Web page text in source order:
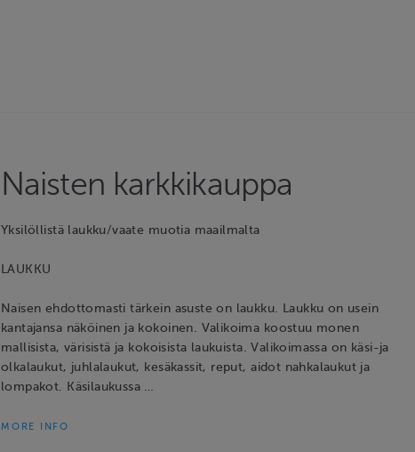
Naisten karkkikauppa
Yksilöllistä laukku/vaate muotia maailmalta
LAUKKU
Naisen ehdottomasti tärkein asuste on laukku. Laukku on usein
kantajansa näköinen ja kokoinen. Valikoima koostuu monen
mallisista, värisistä ja kokoisista laukuista. Valikoimassa on käsi-ja
olkalaukut, juhlalaukut, kesäkassit, reput, aidot nahkalaukut ja
lompakot. Käsilaukussa …
MORE INFO